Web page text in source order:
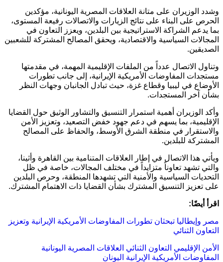
وشدد الوزيران على متانة العلاقات المصرية اليونانية، مؤكدين
الحرص على البناء على نتائج الزيارات والاتصالات رفيعة المستوى،
بما يدعم الشراكة الاستراتيجية بين البلدين، ويعزز التعاون في
المجالات السياسية والاقتصادية، ويحقق المصالح المشتركة للشعبين
الصديقين.
وتناول الاتصال عدداً من الملفات الإقليمية المهمة، في مقدمتها
مستجدات المفاوضات الأمريكية الإيرانية، إلى جانب تطورات
الأوضاع في ليبيا وقطاع غزة، حيث تبادل الجانبان وجهات النظر
بشأن آخر المستجدات.
وأكد الوزيران أهمية استمرار التنسيق والتشاور الوثيق حول القضايا
الإقليمية، بما يسهم في دعم جهود خفض التصعيد، وتعزيز الأمن
والاستقرار في منطقة الشرق الأوسط، والحفاظ على المصالح
المشتركة للبلدين.
ويأتي هذا الاتصال في إطار العلاقات المتنامية بين القاهرة وأثينا،
والتي تشهد تعاوناً متزايداً في مختلف المجالات، خاصة في ظل
التحديات السياسية والأمنية التي تشهدها المنطقة، وحرص البلدين
على تعزيز التنسيق المشترك بشأن القضايا ذات الاهتمام المشترك.
اقرأ أيضًا:
مصر وإيطاليا تبحثان تطورات المفاوضات الأمريكية الإيرانية وتعزيز
التعاون الثنائي
الأمن الإقليمي التعاون الثنائي العلاقات المصرية اليونانية
المفاوضات الأمريكية الإيرانية اليونان